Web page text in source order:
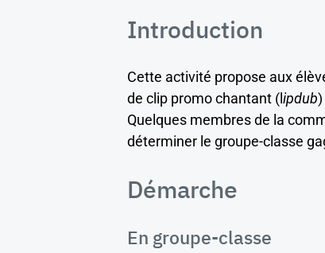
Introduction
Cette activité propose aux
de clip promo chantant (lipdub
Quelques membres de la
déterminer le groupe-classe
Démarche
En groupe-classe